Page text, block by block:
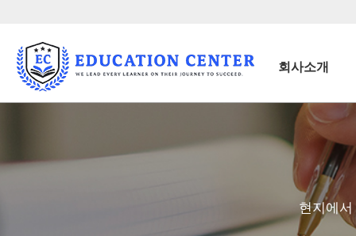
회사소개
현지에